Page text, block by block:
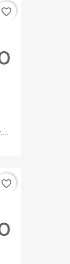
favorite_border
favorite_border